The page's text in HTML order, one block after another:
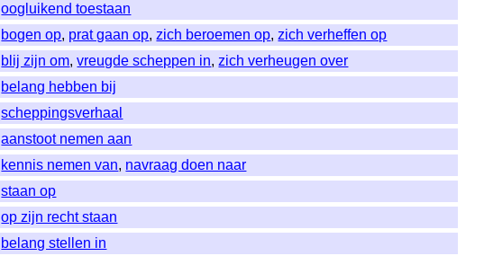
oogluikend toestaan
bogen op, prat gaan op,zich beroemen op,zich verheffen op
blij zijn om,vreugde scheppen in,zich verheugen over
belang hebben bij
scheppingsverhaal
aanstoot nemen aan
kennis nemen van, navraag doen naar
staan op
op zijn recht staan
belang stellen in